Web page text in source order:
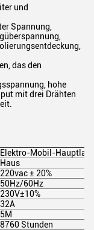
und
Spannung,
das den
hohe
mit drei Drähten
Elektro-Mobil-
Haus
220vac ± 20%
50Hz/60Hz
230V±10%
32A
5M
8760 Stunden